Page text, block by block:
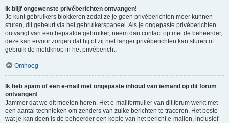
Ik blijf ongewenste privéberichten ontvangen!
Je kunt gebruikers blokkeren zodat ze je geen privéberichten meer kunnen
sturen, dit gebeurt via het gebruikerspaneel. Als je ongepaste privéberichten
ontvangt van een bepaalde gebruiker, neem dan contact op met de beheerder,
deze kan ervoor zorgen dat hij of zij niet langer privéberichten kan sturen of
gebruik de meldknop in het privébericht.
Omhoog
Ik heb spam of een e-mail met ongepaste inhoud van iemand op dit forum
ontvangen!
Jammer dat we dit moeten horen. Het e-mailformulier van dit forum werkt met
een aantal technieken om zenders van zulke berichten te traceren. Het beste
wat je kan doen is de beheerder een kopie van het bericht e-mailen, inclusief